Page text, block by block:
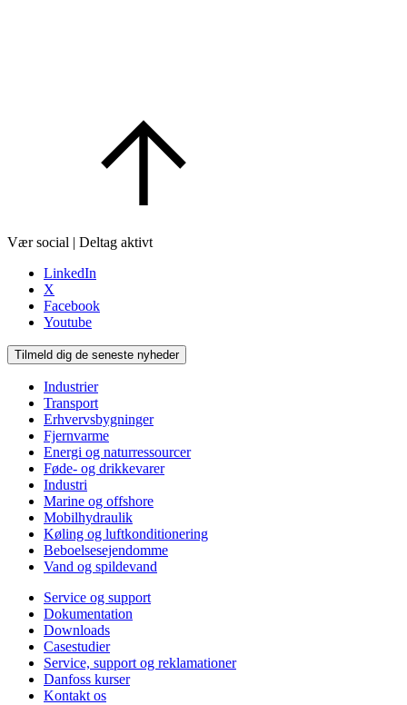
Vær social | Deltag aktivt
LinkedIn
X
Facebook
Youtube
Tilmeld dig de seneste nyheder
Industrier
Transport
Erhvervsbygninger
Fjernvarme
Energi og naturressourcer
Føde- og drikkevarer
Industri
Marine og offshore
Mobilhydraulik
Køling og luftkonditionering
Beboelsesejendomme
Vand og spildevand
Service og support
Dokumentation
Downloads
Casestudier
Service, support og reklamationer
Danfoss kurser
Kontakt os